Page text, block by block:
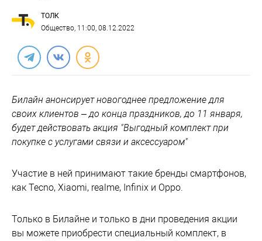
ТОЛК
Общество, 11:00, 08.12.2022
Билайн анонсирует новогоднее предложение для
своих клиентов – до конца праздников, до 11 января,
будет действовать акция "Выгодный комплект при
покупке с услугами связи и аксессуаром"
Участие в ней принимают такие бренды смартфонов,
как Tecno, Xiaomi, realme, Infinix и Oppo.
Только в Билайне и только в дни проведения акции
вы можете приобрести специальный комплект, в